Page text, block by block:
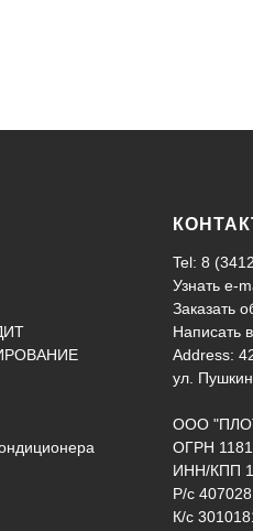
Tel: 8
Узнать e-
Заказать
Написать
Address:
ул.
ООО
ОГРН
ИНН/КПП
Р/с
К/с